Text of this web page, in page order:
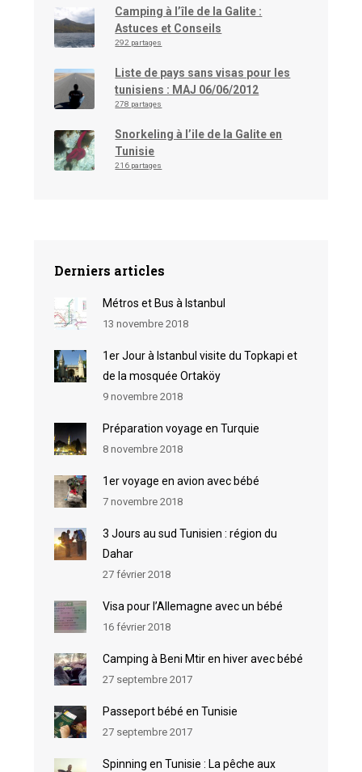
Camping à l’île de la Galite :
Astuces et Conseils
292 partages
Liste de pays sans visas pour les
tunisiens : MAJ 06/06/2012
278 partages
Snorkeling à l’ile de la Galite en
Tunisie
216 partages
Derniers articles
Métros et Bus à Istanbul
13 novembre 2018
1er Jour à Istanbul visite du Topkapi et
de la mosquée Ortaköy
9 novembre 2018
Préparation voyage en Turquie
8 novembre 2018
1er voyage en avion avec bébé
7 novembre 2018
3 Jours au sud Tunisien : région du
Dahar
27 février 2018
Visa pour l’Allemagne avec un bébé
16 février 2018
Camping à Beni Mtir en hiver avec bébé
27 septembre 2017
Passeport bébé en Tunisie
27 septembre 2017
Spinning en Tunisie : La pêche aux